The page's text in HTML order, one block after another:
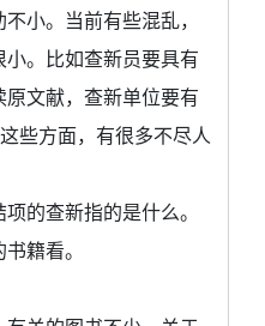
小。当前有些混乱，
。比如查新员要具有
文献，查新单位要有
些方面，有很多不尽人
的查新指的是什么。
籍看。